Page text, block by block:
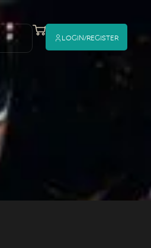
Login/register